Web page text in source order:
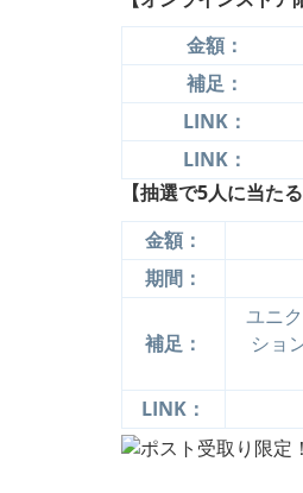
金額：
補足：
LINK：
LINK：
【抽選で5人に当た
金額：
期間：
補足：
ユニ
ショ
LINK：